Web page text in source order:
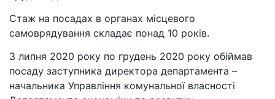
Стаж на посадах в органах місцевого
самоврядування складає понад 10 років.
З липня 2020 року по грудень 2020 року обіймав
посаду заступника директора департамента –
начальника Управління комунальної власності